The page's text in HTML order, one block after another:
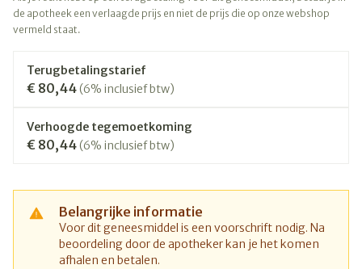
de apotheek een verlaagde prijs en niet de prijs die op onze webshop
vermeld staat.
Terugbetalingstarief
€ 80,44(6% inclusief btw)
Verhoogde tegemoetkoming
€ 80,44(6% inclusief btw)
Belangrijke informatie
Voor dit geneesmiddel is een voorschrift nodig. Na
beoordeling door de apotheker kan je het komen
afhalen en betalen.